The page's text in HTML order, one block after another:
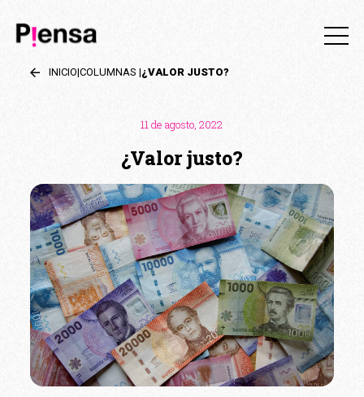
INICIO|COLUMNAS |¿VALOR JUSTO?
11 de agosto, 2022
¿Valor justo?